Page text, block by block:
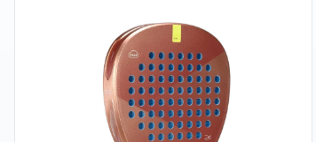
בתנועות צד TOUGHTOE: כיסוי גומי מוגבר
באצבעות לעמידות בפני שחיקה THERMO
SEALED: בנייה ללא תפרים לגמישות ועמידות
STITCH INSOLE: מדרס פנימי משופר לנוחות
וספיגת זעזועים HYBRID 360°: סוליה היברידית